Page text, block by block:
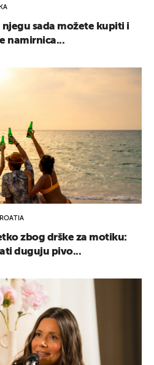
sada možete kupiti i
namirnica...
zbog drške za motiku:
duguju pivo...